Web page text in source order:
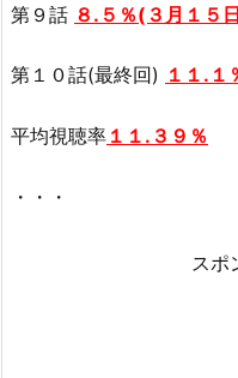
第９話 ８.５％(３月１５
第１０話(最終回) １１.１
平均視聴率 １１.３９％
・・・
スポ